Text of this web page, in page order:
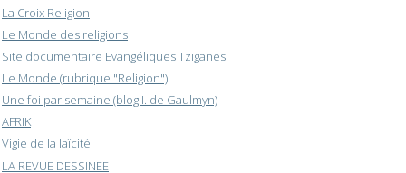
La Croix Religion
Le Monde des religions
Site documentaire Evangéliques Tziganes
Le Monde (rubrique "Religion")
Une foi par semaine (blog I. de Gaulmyn)
AFRIK
Vigie de la laïcité
LA REVUE DESSINEE